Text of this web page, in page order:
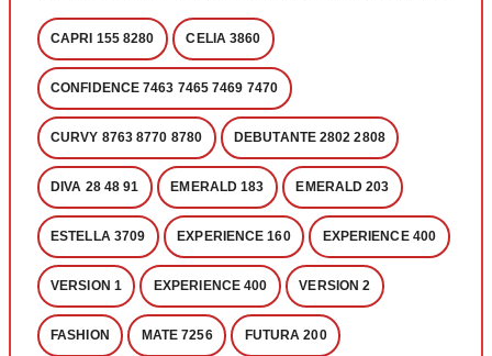
CAPRI 155 8280 CELIA 3860
CONFIDENCE 7463 7465 7469 7470
CURVY 8763 8770 8780 DEBUTANTE 2802 2808
DIVA 28 48 91 EMERALD 183 EMERALD 203
ESTELLA 3709 EXPERIENCE 160 EXPERIENCE 400
VERSION 1 EXPERIENCE 400 VERSION 2
FASHION MATE 7256 FUTURA 200